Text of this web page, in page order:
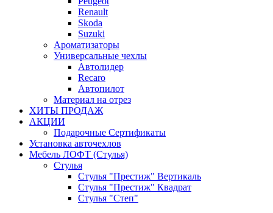
Renault
Skoda
Suzuki
Ароматизаторы
Универсальные чехлы
Автолидер
Recaro
Автопилот
Материал на отрез
ХИТЫ ПРОДАЖ
АКЦИИ
Подарочные Сертификаты
Установка авточехлов
Мебель ЛОФТ (Стулья)
Стулья
Стулья "Престиж" Вертикаль
Стулья "Престиж" Квадрат
Стулья "Степ"